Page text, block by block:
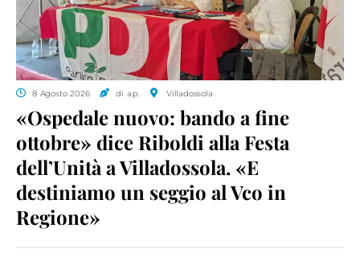
8 Agosto 2026 di a.p. Villadossola
«Ospedale nuovo: bando a fine
ottobre» dice Riboldi alla Festa
dell’Unità a Villadossola. «E
destiniamo un seggio al Vco in
Regione»